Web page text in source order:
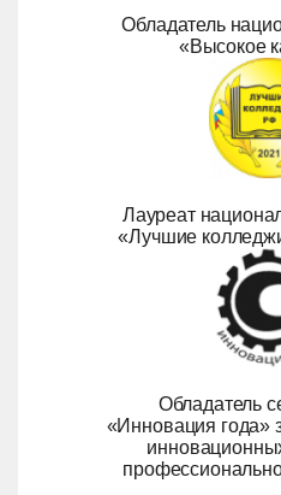
Обладатель
«Высокое
Лауреат
«Лучшие
Обладатель
«Инновация года»